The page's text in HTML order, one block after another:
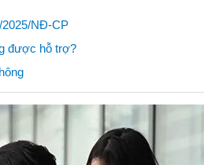
2025/NĐ-CP
được hỗ trợ?